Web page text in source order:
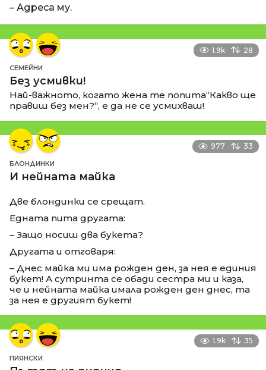
– Адреса му.
1.9k 28
СЕМЕЙНИ
Без усмивки!
Най-важното, когато жена те попита“Какво ще
правиш без мен?“, е да не се усмихваш!
977 33
БЛОНДИНКИ
И нейната майка
Две блондинки се срещат.
Едната пита другата:
– Защо носиш два букета?
Другата и отговаря:
– Днес майка ми има рожден ден, за нея е единия
букет! А сутринта се обади сестра ми и каза,
че и нейната майка имала рожден ден днес, та
за нея е другият букет!
1.9k 35
ПИЯНСКИ